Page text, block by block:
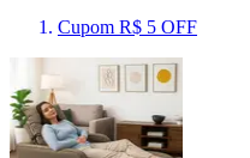
Cupom R$ 5 OFF